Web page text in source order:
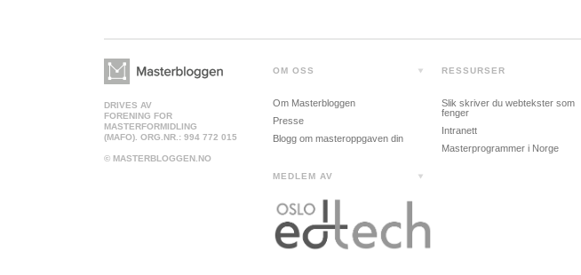
DRIVES AV
FORENING FOR
MASTERFORMIDLING
(MAFO). ORG.NR.: 994 772 015
© MASTERBLOGGEN.NO
OM OSS
Om Masterbloggen
Presse
Blogg om masteroppgaven din
MEDLEM AV
RESSURSER
Slik skriver du webtekster som
fenger
Intranett
Masterprogrammer i Norge